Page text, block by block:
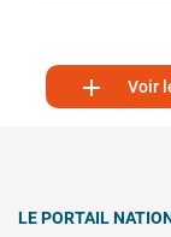
 Voir
LE PORTAIL